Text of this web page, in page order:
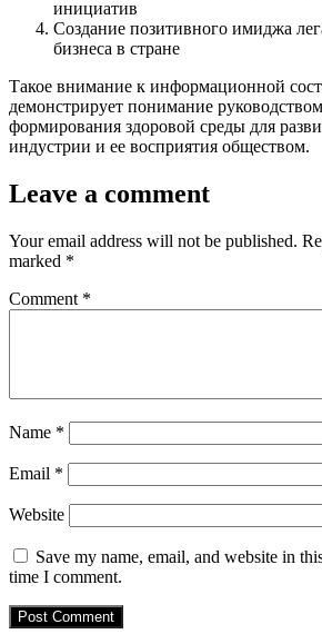
инициатив
Создание позитивного имиджа
бизнеса в стране
Такое внимание к информационной
демонстрирует понимание
формирования здоровой среды для
индустрии и ее восприятия обществом.
Leave a comment
Your email address will not be published.
marked *
Comment *
Name *
Email *
Website
Save my name, email, and website in
time I comment.